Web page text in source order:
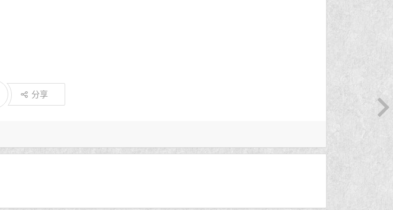
分享